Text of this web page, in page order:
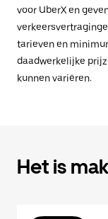
voor UberX en
tarieven en
daadwerkelijke
kunnen variëren.
Het is